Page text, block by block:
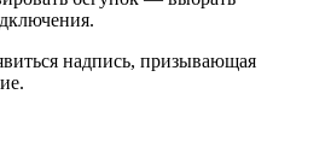
надпись, призывающая